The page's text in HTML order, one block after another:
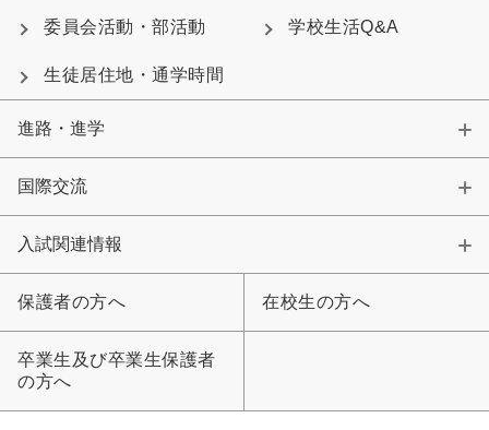
保護者の方へ
卒業生及び卒業生保護者の方へ
アクセス
お問い合わせ 個人情報保護について
委員会活動・部活動 学校生活Q&A
生徒居住地・通学時間
進路・進学
国際交流
入試関連情報
保護者の方へ 在校生の方へ
卒業生及び卒業生保護者
の方へ